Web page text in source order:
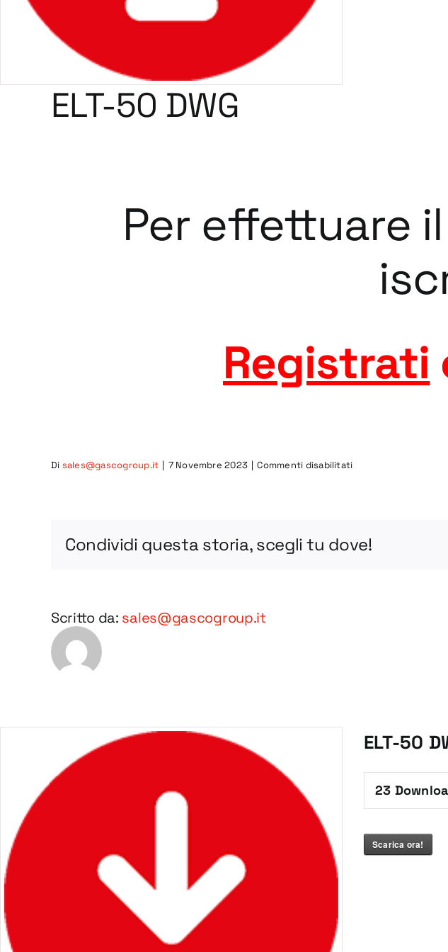
ELT-50 DWG
Per effettuare
Registrati
Di sales@gascogroup.it | 7 Novembre 2023 | Commenti disabilitatisu
Condividi questa storia, scegli tu dove!
Scritto da: sales@gascogroup.it
ELT-50
23
Scarica ora!